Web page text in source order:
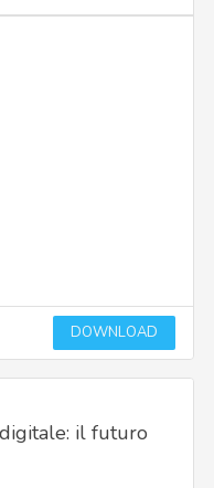
DOWNLOAD
il futuro